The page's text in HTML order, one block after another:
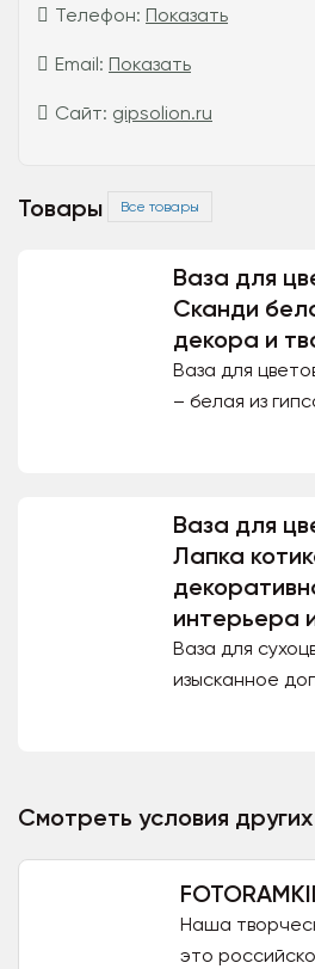
Телефон: Показать
Email: Показать
Сайт: gipsolion.ru
Товары Все товары
Ваза для
Сканди
декора и
Ваза для
– белая из
Ваза для
Лапка
интерьера
Ваза для
изысканное
Смотреть условия
Наша
это